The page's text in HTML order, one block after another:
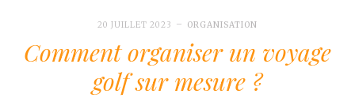
20 JUILLET 2023 ORGANISATION
Comment organiser un voyage
golf sur mesure ?